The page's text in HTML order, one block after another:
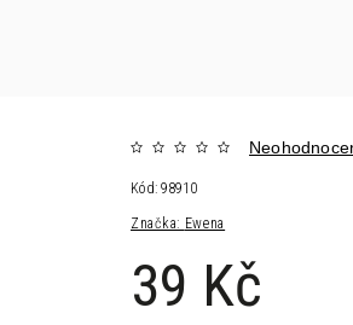
Značka: Ewena
39 Kč
Kód: 98910